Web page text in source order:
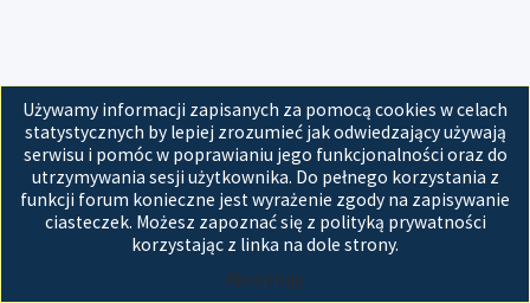
Używamy informacji zapisanych za pomocą cookies w celach
statystycznych by lepiej zrozumieć jak odwiedzający używają
serwisu i pomóc w poprawianiu jego funkcjonalności oraz do
utrzymywania sesji użytkownika. Do pełnego korzystania z
funkcji forum konieczne jest wyrażenie zgody na zapisywanie
ciasteczek. Możesz zapoznać się z polityką prywatności
korzystając z linka na dole strony.
Akceptuję